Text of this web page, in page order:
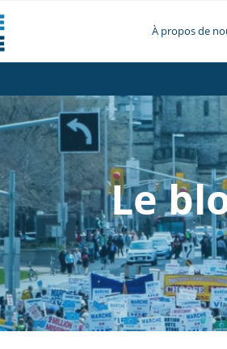
À propos de
Le